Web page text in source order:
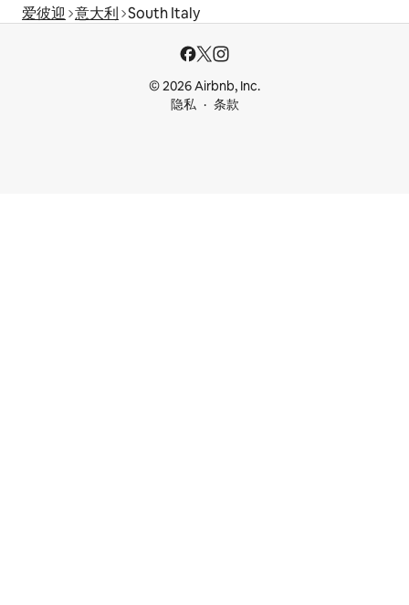
爱彼迎 意大利 South Italy
© 2026 Airbnb, Inc.
隐私
条款